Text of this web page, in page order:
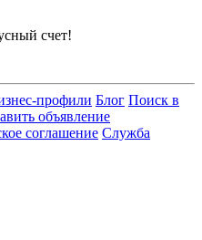
счет!
профили Блог Поиск в
объявление
соглашение Служба